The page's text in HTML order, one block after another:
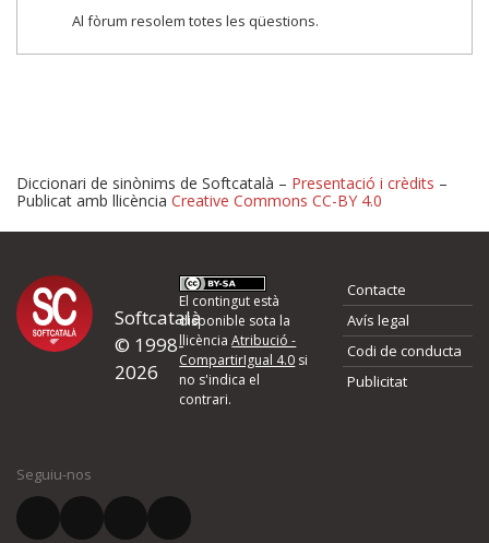
Al fòrum resolem totes les qüestions.
Proposeu-nos millores o
d'errors
Si heu trobat un error o voleu proposar alguna millora, ompliu els
quina és la millora que proposeu o l'error del qual voleu informar-
El vostre correu electrònic *
Diccionari de sinònims de Softcatalà – Presentació i crèdits –
Publicat amb llicència Creative Commons CC-BY 4.0
Softcatalà
© 1998-
2026
El contingut està
disponible sota la
llicènciaAtribució -
CompartirIgual 4.0 si
no s'indica el
contrari.
Contacte
Avís legal
Codi de conducta
Publicitat
Seguiu-nos